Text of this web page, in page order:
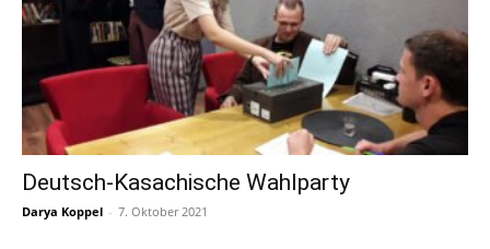
Deutsch-Kasachische Wahlparty
Darya Koppel - 7. Oktober 2021